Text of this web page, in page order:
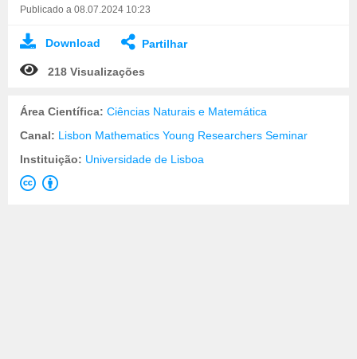
Publicado a 08.07.2024 10:23
Download Partilhar
218 Visualizações
Área Científica: Ciências Naturais e Matemática
Canal: Lisbon Mathematics Young Researchers Seminar
Instituição: Universidade de Lisboa